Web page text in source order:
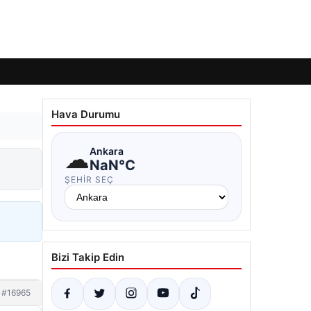
#16965
Hava Durumu
☁Ankara
NaN°C
ŞEHIR SEÇ
Bizi Takip Edin